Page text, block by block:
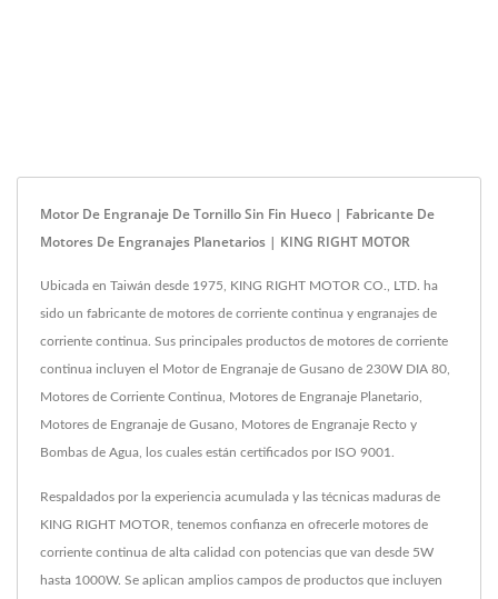
Motor De Engranaje De Tornillo Sin Fin Hueco | Fabricante De
Motores De Engranajes Planetarios | KING RIGHT MOTOR
Ubicada en Taiwán desde 1975, KING RIGHT MOTOR CO., LTD. ha
sido un fabricante de motores de corriente continua y engranajes de
corriente continua. Sus principales productos de motores de corriente
continua incluyen el Motor de Engranaje de Gusano de 230W DIA 80,
Motores de Corriente Continua, Motores de Engranaje Planetario,
Motores de Engranaje de Gusano, Motores de Engranaje Recto y
Bombas de Agua, los cuales están certificados por ISO 9001.
Respaldados por la experiencia acumulada y las técnicas maduras de
KING RIGHT MOTOR, tenemos confianza en ofrecerle motores de
corriente continua de alta calidad con potencias que van desde 5W
hasta 1000W. Se aplican amplios campos de productos que incluyen